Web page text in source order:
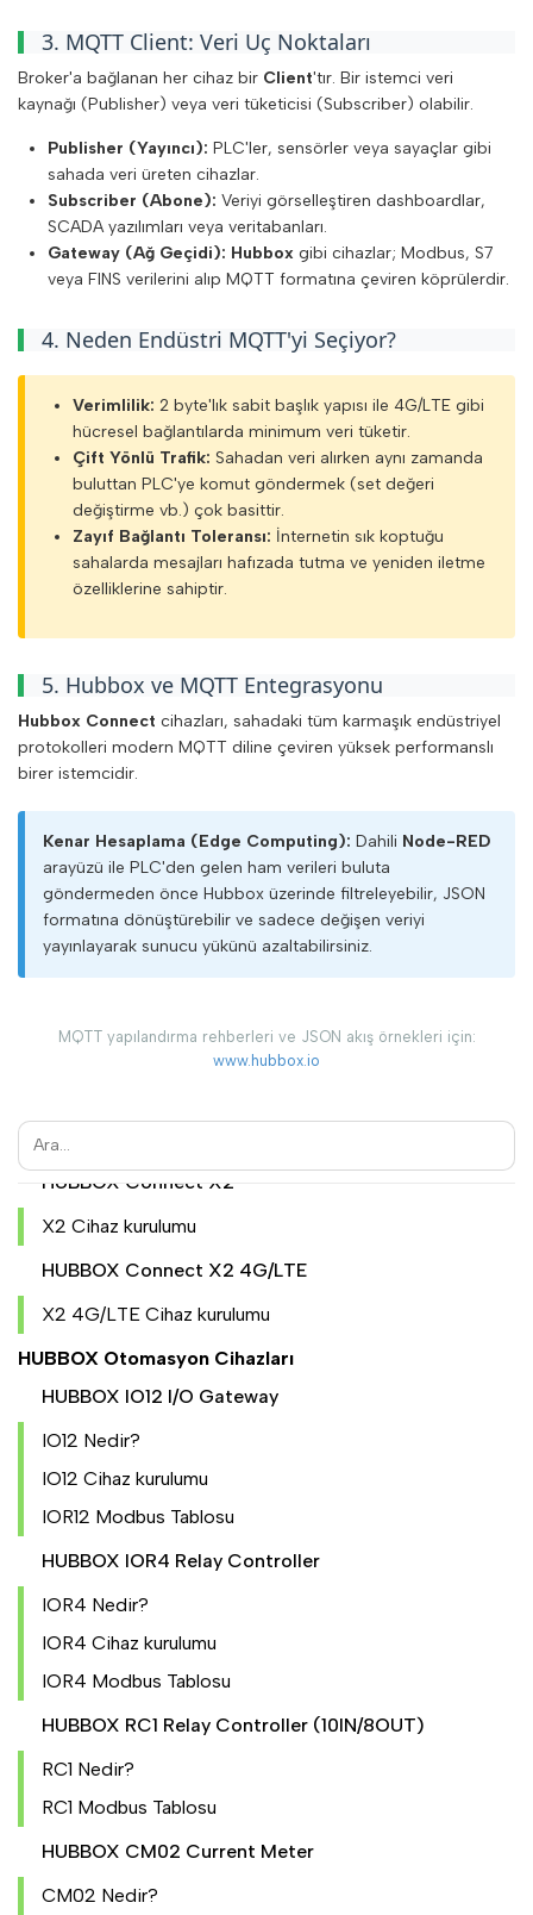
Giriş
Genel
Yapılandırma Rehberi
HUBBOX Panel Erişimi
Genel
Eğer bir hubbox.io üyeliğiniz varsa
Giriş yaptınız. "Hesabım" menüsü
İlk cihaz kaydı ve HUBBOX Panel erişimi
HUBBOX Panel' e genel bakış
Cihaz Kayıt
Cihaz Yönetimi
Kullanıcı Yönetimi
M2M Network Yönetimi
HUBBOX Connect Serisi
HUBBOX Connect X2
X2 Cihaz kurulumu
HUBBOX Connect X2 4G/LTE
X2 4G/LTE Cihaz kurulumu
HUBBOX Otomasyon Cihazları
HUBBOX IO12 I/O Gateway
IO12 Nedir?
IO12 Cihaz kurulumu
IOR12 Modbus Tablosu
HUBBOX IOR4 Relay Controller
IOR4 Nedir?
IOR4 Cihaz kurulumu
IOR4 Modbus Tablosu
HUBBOX RC1 Relay Controller (10IN/8OUT)
RC1 Nedir?
RC1 Modbus Tablosu
HUBBOX CM02 Current Meter
CM02 Nedir?
3. MQTT Client: Veri Uç Noktaları
Broker'a bağlanan her cihaz bir Client'tır. Bir istemci veri
kaynağı (Publisher) veya veri tüketicisi (Subscriber) olabilir.
Publisher (Yayıncı): PLC'ler, sensörler veya sayaçlar gibi
sahada veri üreten cihazlar.
Subscriber (Abone): Veriyi görselleştiren dashboardlar,
SCADA yazılımları veya veritabanları.
Gateway (Ağ Geçidi): Hubbox gibi cihazlar; Modbus, S7
veya FINS verilerini alıp MQTT formatına çeviren köprülerdir.
4. Neden Endüstri MQTT'yi Seçiyor?
Verimlilik: 2 byte'lık sabit başlık yapısı ile 4G/LTE gibi
hücresel bağlantılarda minimum veri tüketir.
Çift Yönlü Trafik: Sahadan veri alırken aynı zamanda
buluttan PLC'ye komut göndermek (set değeri
değiştirme vb.) çok basittir.
Zayıf Bağlantı Toleransı: İnternetin sık koptuğu
sahalarda mesajları hafızada tutma ve yeniden iletme
özelliklerine sahiptir.
5. Hubbox ve MQTT Entegrasyonu
Hubbox Connect cihazları, sahadaki tüm karmaşık endüstriyel
protokolleri modern MQTT diline çeviren yüksek performanslı
birer istemcidir.
Kenar Hesaplama (Edge Computing): Dahili Node-RED
arayüzü ile PLC'den gelen ham verileri buluta
göndermeden önce Hubbox üzerinde filtreleyebilir, JSON
formatına dönüştürebilir ve sadece değişen veriyi
yayınlayarak sunucu yükünü azaltabilirsiniz.
MQTT yapılandırma rehberleri ve JSON akış örnekleri için:
www.hubbox.io